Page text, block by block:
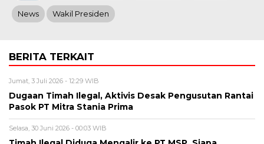
News Wakil Presiden
BERITA TERKAIT
Jumat, 3 Juli 2026 - 12:29 WIB
Dugaan Timah Ilegal, Aktivis Desak Pengusutan Rantai
Pasok PT Mitra Stania Prima
Selasa, 30 Juni 2026 - 00:03 WIB